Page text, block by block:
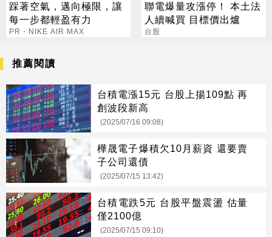
踩著空氣，邁向極限，讓
每一步都輕盈有力
PR・NIKE AIR MAX
聯電爆量攻漲停！ 本土法
人續喊買 目標價出爐
台股
推薦閱讀
台積電漲15元 台股上揚109點 再
創波段新高
(2025/07/16 09:08)
樺晟電子爆積欠10月薪資 還要賣
子公司還債
(2025/07/15 13:42)
台積電跌5元 台股平盤震盪 估量
僅2100億
(2025/07/15 09:10)